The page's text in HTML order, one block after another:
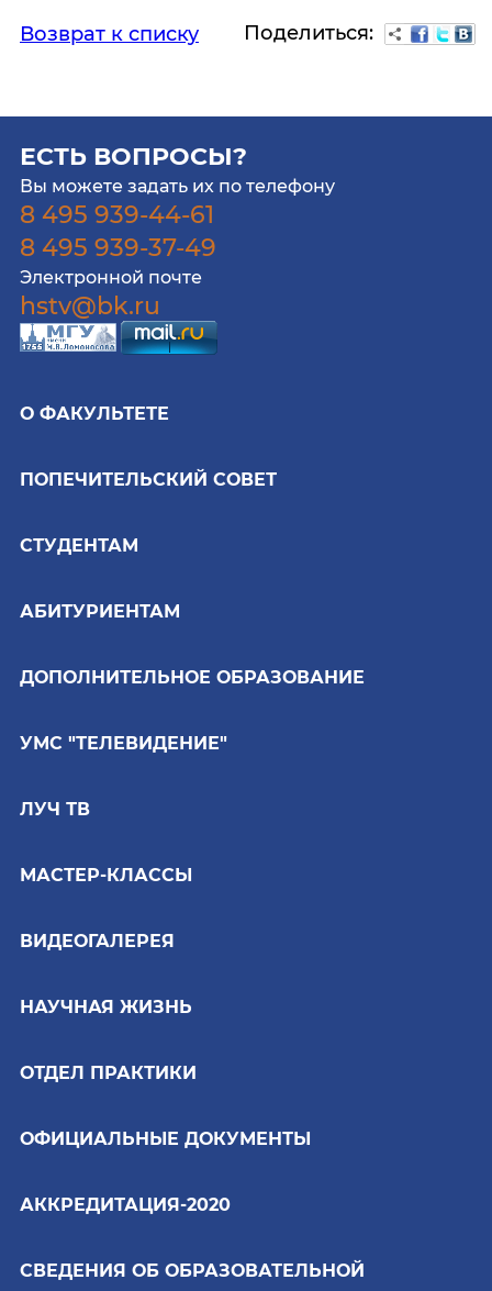
Возврат к списку
Поделиться:
ЕСТЬ ВОПРОСЫ?
Вы можете задать их по телефону
8 495 939-44-61
8 495 939-37-49
Электронной почте
hstv@bk.ru
О ФАКУЛЬТЕТЕ
ПОПЕЧИТЕЛЬСКИЙ СОВЕТ
СТУДЕНТАМ
АБИТУРИЕНТАМ
ДОПОЛНИТЕЛЬНОЕ ОБРАЗОВАНИЕ
УМС "ТЕЛЕВИДЕНИЕ"
ЛУЧ ТВ
МАСТЕР-КЛАССЫ
ВИДЕОГАЛЕРЕЯ
НАУЧНАЯ ЖИЗНЬ
ОТДЕЛ ПРАКТИКИ
ОФИЦИАЛЬНЫЕ ДОКУМЕНТЫ
АККРЕДИТАЦИЯ-2020
СВЕДЕНИЯ ОБ ОБРАЗОВАТЕЛЬНОЙ